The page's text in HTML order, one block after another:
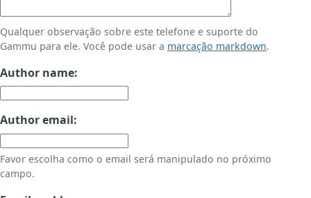
Qualquer observação sobre este telefone e suporte do
Gammu para ele. Você pode usar a marcação markdown.
Author name:
Author email:
Favor escolha como o email será manipulado no próximo
campo.